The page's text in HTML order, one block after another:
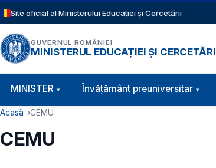
Sari la conținutul principal
Site oficial al Ministerului Educației și Cercetării
GUVERNUL ROMÂNIEI
MINISTERUL EDUCAȚIEI ȘI
Navigație principală
MINISTER Învăţământ preuniversitar
Cale de navigare
Acasă CEMU
CEMU